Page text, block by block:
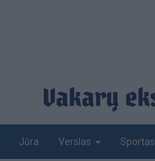
Jūra Verslas Sportas